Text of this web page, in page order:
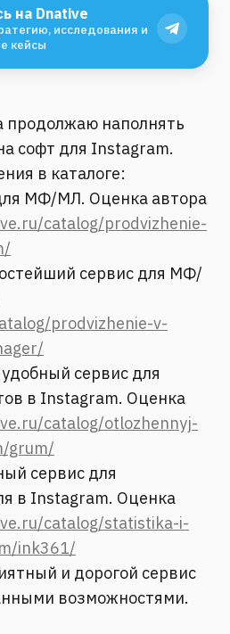
на Dnative
исследования и
кейсы
продолжаю наполнять
софт для Instagram.
в каталоге:
МФ/МЛ. Оценка автора
catalog/prodvizhenie-
сервис для МФ/
prodvizhenie-v-
сервис для
в Instagram. Оценка
catalog/otlozhennyj-
grum/
сервис для
в Instagram. Оценка
catalog/statistika-i-
ink361/
и дорогой сервис
возможностями.